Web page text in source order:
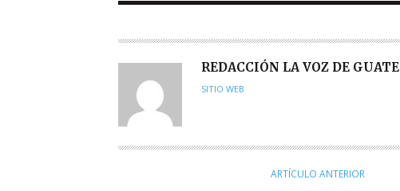
A
U
R
REDACCIÓN LA VOZ DE GUATE
SITIO WEB
ARTÍCULO ANTERIOR